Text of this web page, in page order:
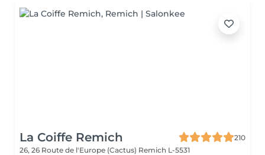
La Coiffe Remich
210
26, 26 Route de l'Europe (Cactus) Remich L-5531